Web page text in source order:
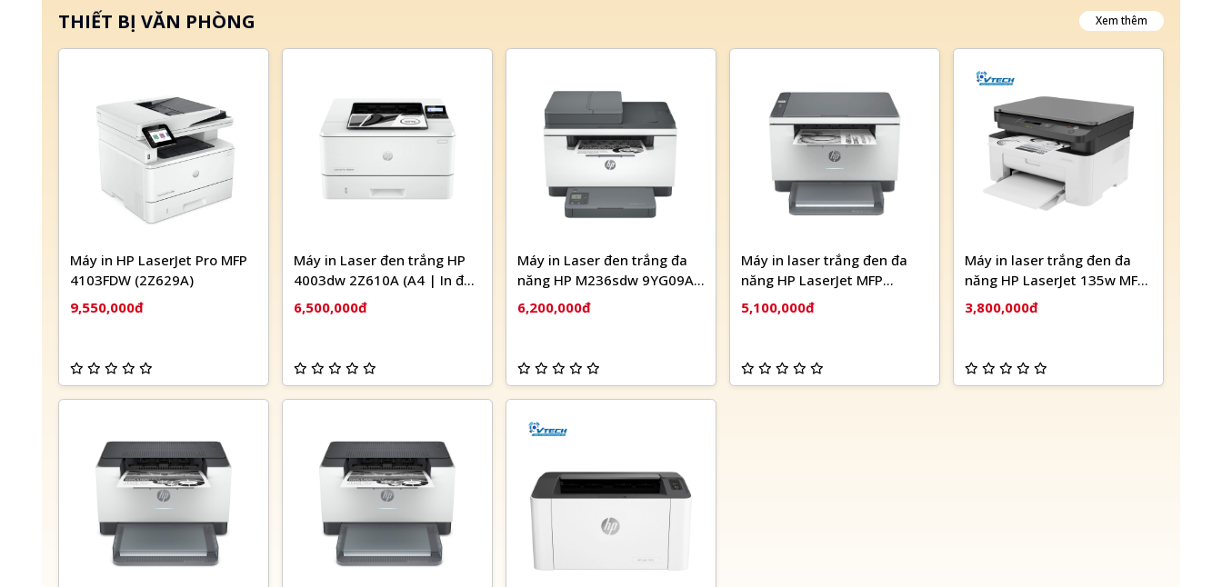
THIẾT BỊ VĂN PHÒNG Xem thêm
Máy in HP LaserJet Pro MFP
4103FDW (2Z629A)
9,550,000đ
Máy in Laser đen trắng HP
4003dw 2Z610A (A4 | In đảo
mặt | USB | LAN | WIFI)
6,500,000đ
Máy in Laser đen trắng đa
năng HP M236sdw 9YG09A
(In đảo mặt| Scan ADF 1
mặt| Copy| A4| A5| USB|
6,200,000đ
Máy in laser trắng đen đa
năng HP LaserJet MFP
M236dw Wifi (9YF95A)
5,100,000đ
Máy in laser trắng đen đa
năng HP LaserJet 135w MFP
Wifi (4ZB83A)
3,800,000đ